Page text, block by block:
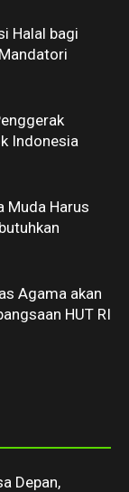
Halal bagi
Indonesia
Muda Harus
Agama akan
HUT RI
Depan,